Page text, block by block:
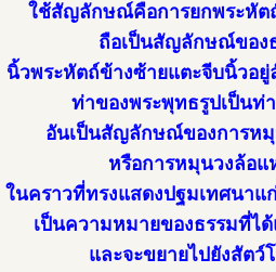
ใช้สัญลักษณ์คือการยกพระหัต
ถือเป็นสัญลักษณ์ของ
นิ้วพระหัตถ์ข้างซ้ายแตะจีบนิ้วอ
ท่าของพระพุทธรูปเป็นท่
อันเป็นสัญลักษณ์ของการหมุ
หรือการหมุนวงล้อแ
ในคราวที่ทรงแสดงปฐมเทศนา
เป็นความหมายของธรรมที่ไ
และจะขยายไปยังสัตว์